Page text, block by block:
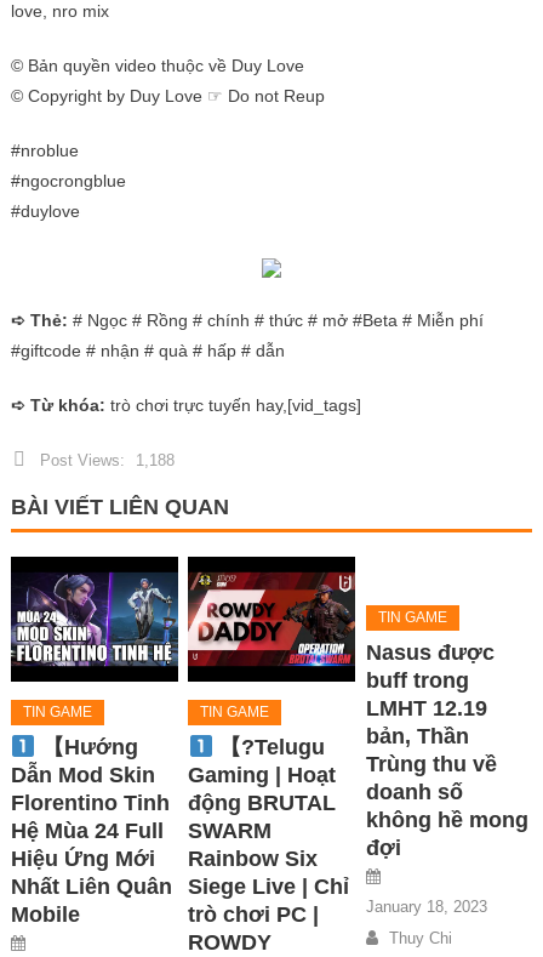
love, nro mix
© Bản quyền video thuộc về Duy Love
© Copyright by Duy Love ☞ Do not Reup
#nroblue
#ngocrongblue
#duylove
➪ Thẻ: # Ngọc # Rồng # chính # thức # mở #Beta # Miễn phí
#giftcode # nhận # quà # hấp # dẫn
➪ Từ khóa: trò chơi trực tuyến hay,[vid_tags]
Post Views: 1,188
BÀI VIẾT LIÊN QUAN
TIN GAME
【Hướng
Dẫn Mod Skin
Florentino Tinh
Hệ Mùa 24 Full
Hiệu Ứng Mới
Nhất Liên Quân
Mobile
TIN GAME
【?Telugu
Gaming | Hoạt
động BRUTAL
SWARM
Rainbow Six
Siege Live | Chỉ
trò chơi PC |
ROWDY
TIN GAME
Nasus được
buff trong
LMHT 12.19
bản, Thần
Trùng thu về
doanh số
không hề mong
đợi
January 18, 2023
Thuy Chi